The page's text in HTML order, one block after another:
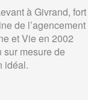
à Givrand, fort
de l’agencement
et Vie en 2002
sur mesure de
idéal.